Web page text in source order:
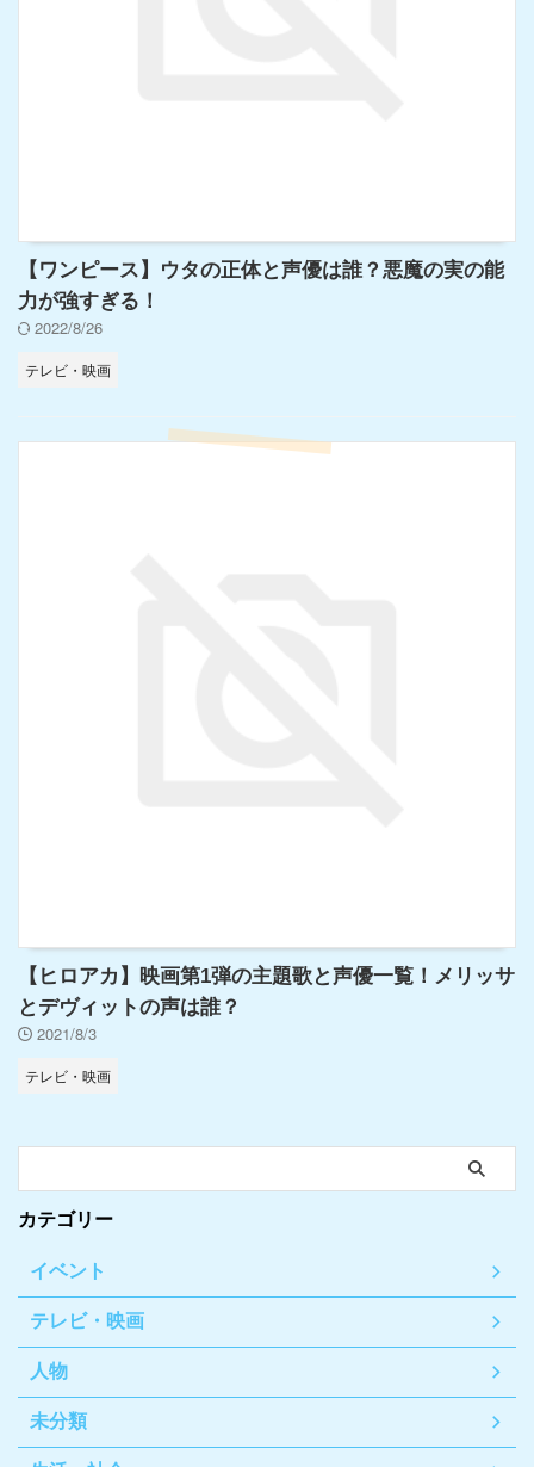
【ワンピース】ウタの正体と声優は誰？悪魔の実の能
力が強すぎる！
2022/8/26
テレビ・映画
【ヒロアカ】映画第1弾の主題歌と声優一覧！メリッサ
とデヴィットの声は誰？
2021/8/3
テレビ・映画
カテゴリー
イベント
テレビ・映画
人物
未分類